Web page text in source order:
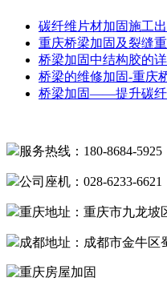
碳纤维片材加固施工
重庆桥梁加固及裂缝
桥梁加固中结构胶的
桥梁的维修加固-重庆
桥梁加固——提升碳
服务热线：180-8684-5925
公司座机：028-6233-6621
重庆地址：重庆市九龙坡
成都地址：成都市金牛区